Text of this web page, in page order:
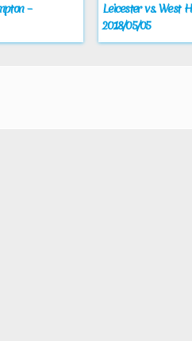
–
Leicester vs. West
2018/05/05